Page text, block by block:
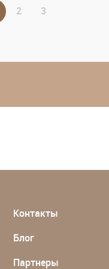
2 3
Контакты
Блог
Партнеры